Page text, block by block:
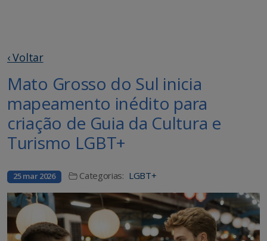
‹ Voltar
Mato Grosso do Sul inicia
mapeamento inédito para
criação de Guia da Cultura e
Turismo LGBT+
25 mar 2026 Categorias: LGBT+